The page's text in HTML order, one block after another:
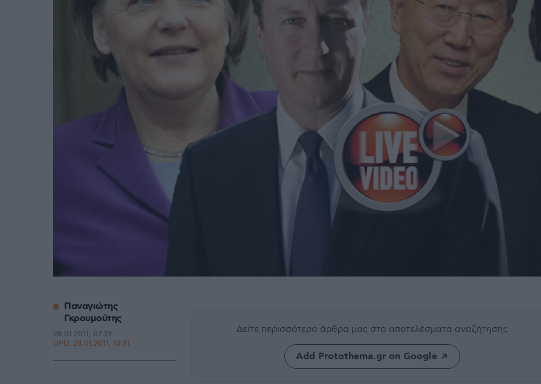
Δείτε περισσότερα άρθρα μας στα αποτελέσματα αναζήτησης
Add Protothema.gr on Google
Παναγιώτης
Γκρουμούτης
28.01.2011, 07:39
UPD: 28.01.2011, 10:31